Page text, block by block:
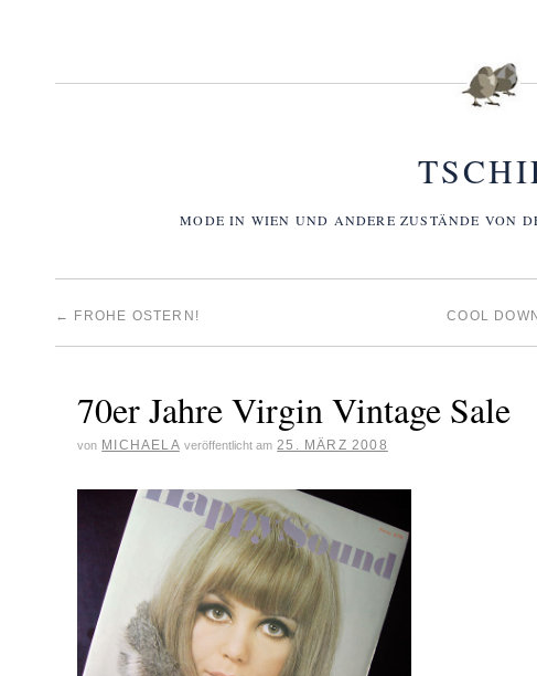
MODE IN WIEN UND ANDERE ZUSTÄNDE VON
← FROHE OSTERN! COOL
70er Jahre Virgin Vintage Sale
von MICHAELA veröffentlicht am 25. MÄRZ 2008